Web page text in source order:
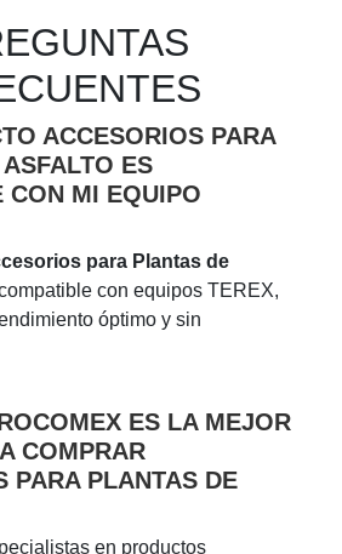
ACCESORIOS PARA
ES
CON MI EQUIPO
para Plantas de
con equipos TEREX,
óptimo y sin
ES LA MEJOR
COMPRAR
PARA PLANTAS DE
en productos